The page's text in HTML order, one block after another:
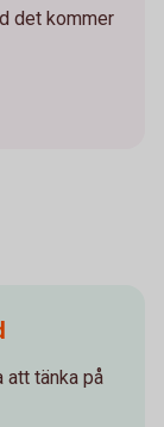
det kommer
att tänka på